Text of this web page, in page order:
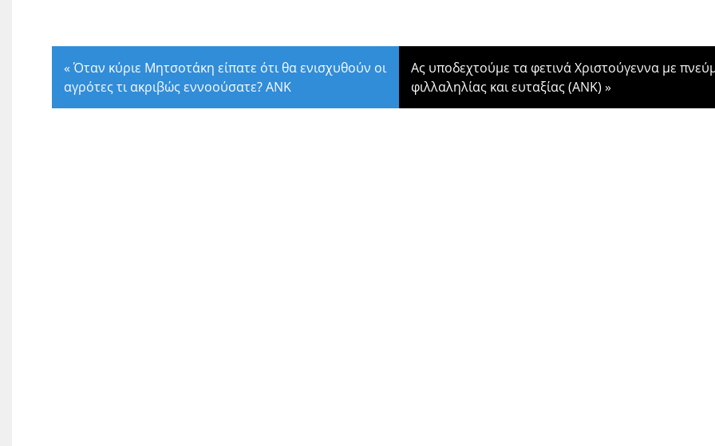
« Όταν κύριε Μητσοτάκη είπατε ότι θα ενισχυθούν οι
αγρότες τι ακριβώς εννοούσατε? ΑΝΚ
Ας υποδεχτούμε τα φετινά Χριστούγεννα με
φιλλαληλίας και ευταξίας (ΑΝΚ) »